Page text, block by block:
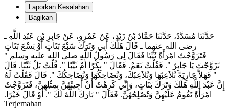
Laporkan Kesalahan
Bagikan
حَدَّثَنَا مُسَدَّدٌ، حَدَّثَنَا حَمَّادُ بْنُ زَيْدٍ، عَنْ عَمْرٍو، عَنْ جَابِرِ بْنِ عَبْدِ اللَّهِ ـ
رضى الله عنهما ـ قَالَ هَلَكَ أَبِي وَتَرَكَ سَبْعَ بَنَاتٍ أَوْ تِسْعَ بَنَاتٍ
فَتَزَوَّجْتُ امْرَأَةً ثَيِّبًا فَقَالَ لِي رَسُولُ اللَّهِ صلى الله عليه وسلم ‏"‏
تَزَوَّجْتَ يَا جَابِرُ ‏"‏‏.‏ فَقُلْتُ نَعَمْ‏.‏ فَقَالَ ‏"‏ بِكْرًا أَمْ ثَيِّبًا ‏"‏‏.‏ قُلْتُ بَلْ ثَيِّبًا‏.‏ قَالَ
‏"‏ فَهَلاَّ جَارِيَةً تُلاَعِبُهَا وَتُلاَعِبُكَ، وَتُضَاحِكُهَا وَتُضَاحِكُكَ ‏"‏‏.‏ قَالَ فَقُلْتُ لَهُ
إِنَّ عَبْدَ اللَّهِ هَلَكَ وَتَرَكَ بَنَاتٍ، وَإِنِّي كَرِهْتُ أَنْ أَجِيئَهُنَّ بِمِثْلِهِنَّ، فَتَزَوَّجْتُ
امْرَأَةً تَقُومُ عَلَيْهِنَّ وَتُصْلِحُهُنَّ‏.‏ فَقَالَ ‏"‏ بَارَكَ اللَّهُ لَكَ ‏"‏‏.‏ أَوْ قَالَ خَيْرًا‏.‏
Terjemahan